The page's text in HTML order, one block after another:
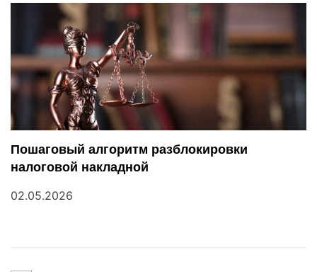
Пошаговый алгоритм разблокировки
налоговой накладной
02.05.2026